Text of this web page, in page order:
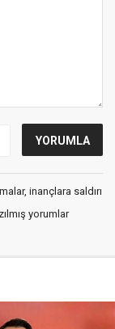
inançlara saldırı
yorumlar